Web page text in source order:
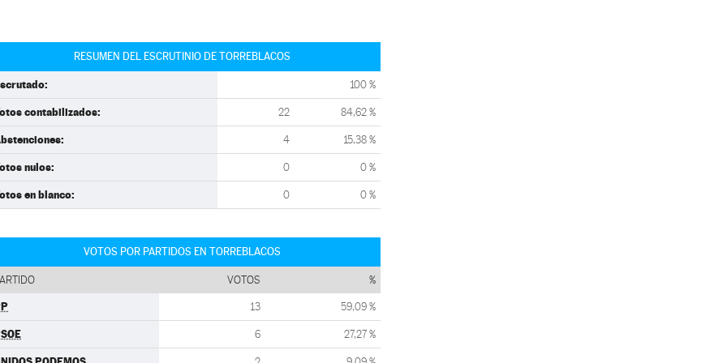
RESUMEN DEL ESCRUTINIO DE TORREBLACOS
100 %
contabilizados: 22 84,62 %
4 15,38 %
nulos: 0 0 %
en blanco: 0 0 %
VOTOS POR PARTIDOS EN TORREBLACOS
VOTOS %
13 59,09 %
6 27,27 %